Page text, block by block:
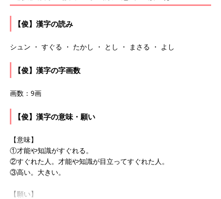
【俊】漢字の読み
シュン ・ すぐる ・ たかし ・ とし ・ まさる ・ よし
【俊】漢字の字画数
画数：9画
【俊】漢字の意味・願い
【意味】
①才能や知識がすぐれる。
②すぐれた人。才能や知識が目立ってすぐれた人。
③高い。大きい。
【願い】